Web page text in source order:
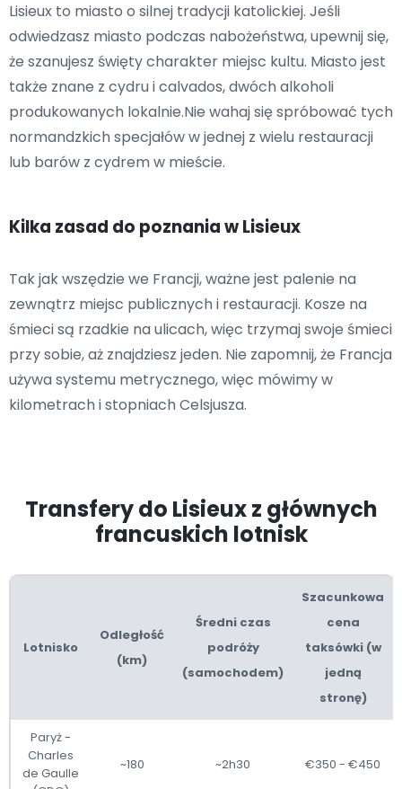
Lisieux to miasto o silnej tradycji katolickiej. Jeśli
odwiedzasz miasto podczas nabożeństwa, upewnij się,
że szanujesz święty charakter miejsc kultu. Miasto jest
także znane z cydru i calvados, dwóch alkoholi
produkowanych lokalnie.Nie wahaj się spróbować tych
normandzkich specjałów w jednej z wielu restauracji
lub barów z cydrem w mieście.
Kilka zasad do poznania w Lisieux
Tak jak wszędzie we Francji, ważne jest palenie na
zewnątrz miejsc publicznych i restauracji. Kosze na
śmieci są rzadkie na ulicach, więc trzymaj swoje śmieci
przy sobie, aż znajdziesz jeden. Nie zapomnij, że Francja
używa systemu metrycznego, więc mówimy w
kilometrach i stopniach Celsjusza.
Transfery do Lisieux z głównych
francuskich lotnisk
Lotnisko
Odległość
(km)
Średni czas
podróży
(samochodem)
Szacunkowa
cena
taksówki (w
jedną
stronę)
Paryż -
Charles
de Gaulle
~180 ~2h30 €350 - €450